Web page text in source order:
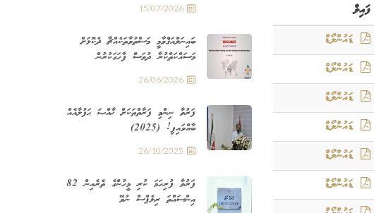
ފައިލް
ޑައުންލޯޑް
ޑައުންލޯޑް
ޑައުންލޯޑް
ޑައުންލޯޑް
ޑައުންލޯޑް
ޑައުންލޯޑް
15/07/2026
ބައިނަލްއަޤްވާމީ މަސްތުވާތަކެއްޗާ ދެކޮޅަށް
މަސައްކަތްކުރާ ދުވަސް ފާހަގަކުރުން
26/06/2026
ފަރުވާ ނިންމި ފަރާތްތަކަށް ޚާއްޞަ ޙަފުލާއެއް
ބާއްވައިފި! (2025)
26/10/2025
ފަރުވާ ފުރިހަމަ ކުރި މީހުންގެ ތެރެއިން 82
އިންސައްތަ ރިލެޕްސް ނުވޭ